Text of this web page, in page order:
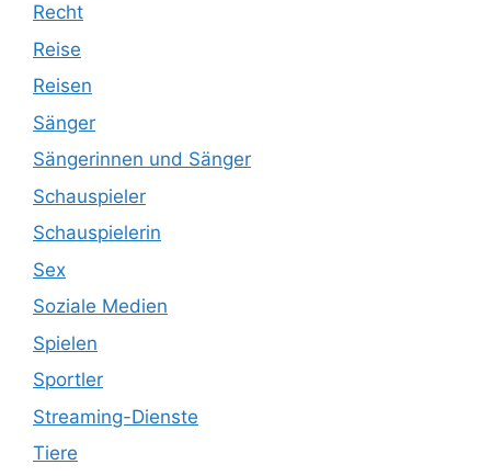
Recht
Reise
Reisen
Sänger
Sängerinnen und Sänger
Schauspieler
Schauspielerin
Sex
Soziale Medien
Spielen
Sportler
Streaming-Dienste
Tiere